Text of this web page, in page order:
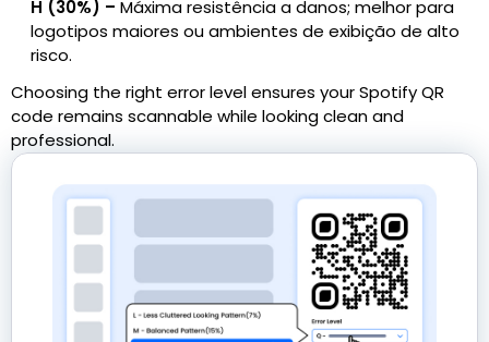
H (30%) – Máxima resistência a danos; melhor para
logotipos maiores ou ambientes de exibição de alto
risco.
Choosing the right error level ensures your Spotify QR
code remains scannable while looking clean and
professional.